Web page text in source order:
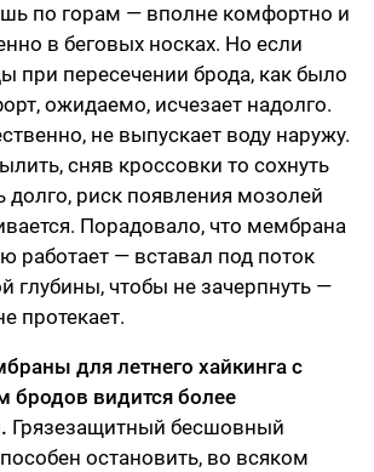
по горам — вполне комфортно и
в беговых носках. Но если
при пересечении брода, как было
ожидаемо, исчезает надолго.
не выпускает воду наружу.
сняв кроссовки то сохнуть
долго, риск появления мозолей
Порадовало, что мембрана
работает — вставал под поток
глубины, чтобы не зачерпнуть —
протекает.
для летнего хайкинга с
бродов видится более
Грязезащитный бесшовный
остановить, во всяком